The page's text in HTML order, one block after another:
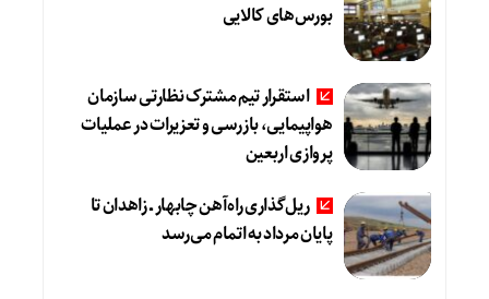
بورس‌های کالایی
استقرار تیم مشترک نظارتی سازمان
هواپیمایی، بازرسی و تعزیرات در عملیات
پروازی اربعین
ریل‌گذاری راه‌آهن چابهار ــ زاهدان تا
پایان مرداد به اتمام می‌رسد